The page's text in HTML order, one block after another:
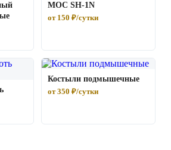
МОС SH-1N
от 150 ₽/сутки
Костыли подмышечные
от 350 ₽/сутки